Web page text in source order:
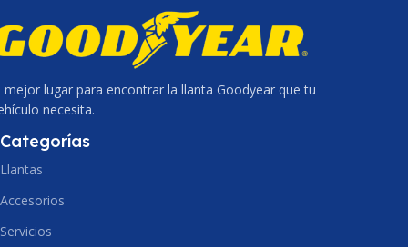
mejor lugar para encontrar la llanta Goodyear que tu
necesita.
Categorías
Llantas
Accesorios
Servicios